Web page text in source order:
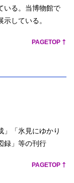
いる。当博物館で
している。
PAGETOP
」「氷見にゆかり
録」等の刊行
PAGETOP